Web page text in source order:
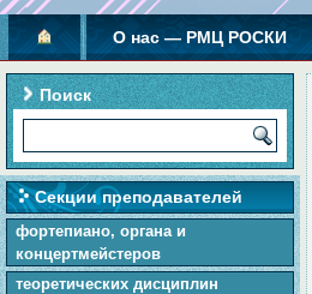
О нас — РМЦ РОСКИ
Поиск
Секции преподавателей
фортепиано, органа и
концертмейстеров
теоретических дисциплин